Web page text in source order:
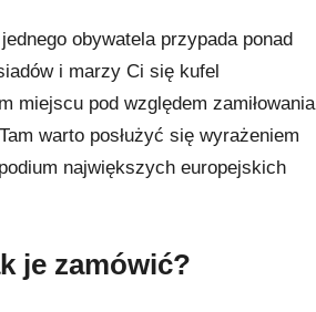
obywatela przypada ponad
i marzy Ci się kufel
miejscu pod względem zamiłowania
warto posłużyć się wyrażeniem
największych europejskich
je zamówić?